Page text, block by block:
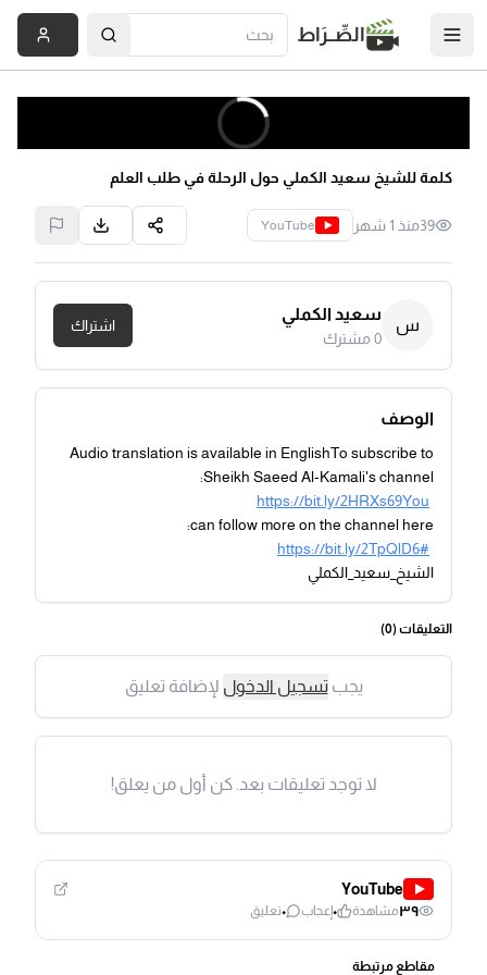
الصِّــرَاط
كلمة للشيخ سعيد الكملي حول الرحلة في طلب العلم
39منذ 1 شهر YouTube
س
سعيد الكملي
0مشترك
اشتراك
الوصف
Audio translation is available in EnglishTo subscribe to
Sheikh Saeed Al-Kamali's channel:
https://bit.ly/2HRXs69You
can follow more on the channel here:
https://bit.ly/2TpQlD6#
الشيخ_سعيد_الكملي
التعليقات (0
)
يجبتسجيل الدخول لإضافة تعليق
لا توجد تعليقات بعد. كن أول من يعلق!
YouTube
٣٩مشاهدة ٠إعجاب ٠تعليق
مقاطع مرتبطة